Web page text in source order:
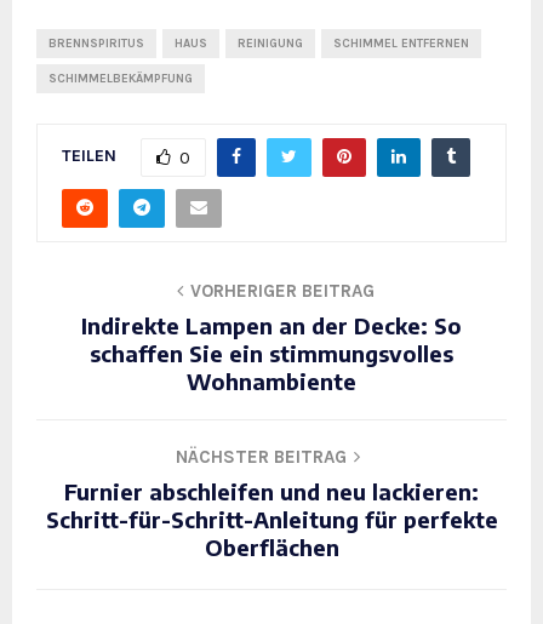
BRENNSPIRITUS HAUS REINIGUNG SCHIMMEL ENTFERNEN
SCHIMMELBEKÄMPFUNG
TEILEN 0
VORHERIGER BEITRAG
Indirekte Lampen an der Decke: So
schaffen Sie ein stimmungsvolles
Wohnambiente
NÄCHSTER BEITRAG
Furnier abschleifen und neu lackieren:
Schritt-für-Schritt-Anleitung für perfekte
Oberflächen